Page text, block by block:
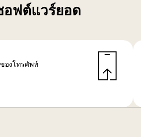
ฟต์แวร์ยอด
องโทรศัพท์